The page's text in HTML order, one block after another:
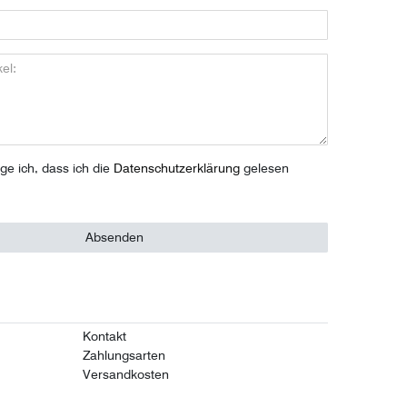
ich, dass ich die Daten­schutz­erklärung gelesen
Absenden
Kontakt
Zahlungsarten
Versandkosten